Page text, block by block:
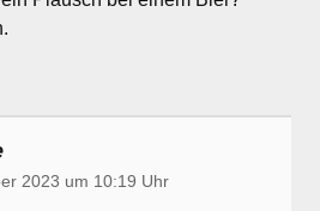
2023 um 10:19 Uhr